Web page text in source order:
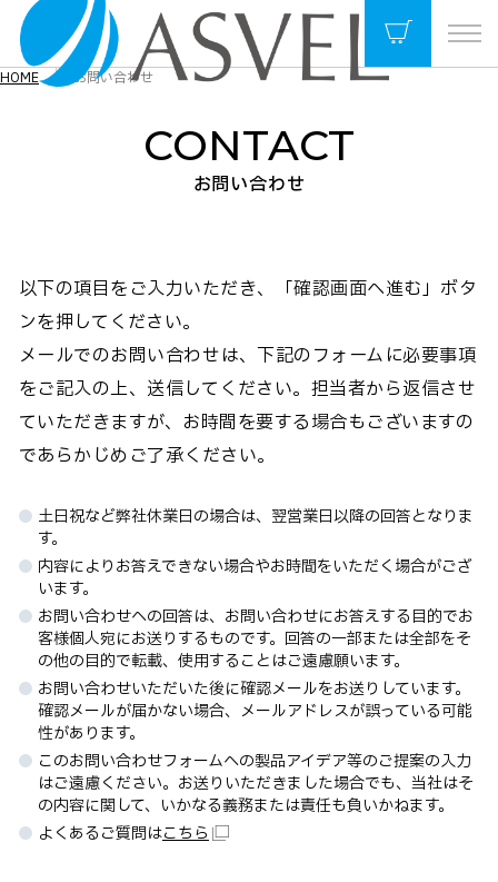
HOME お問い合わせ
CONTACT
お問い合わせ
以下の項目をご入力いただき、「確認画面へ進む」ボタ
ンを押してください。
メールでのお問い合わせは、下記のフォームに必要事項
をご記入の上、送信してください。担当者から返信させ
ていただきますが、お時間を要する場合もございますの
であらかじめご了承ください。
土日祝など弊社休業日の場合は、翌営業日以降の回答となりま
す。
内容によりお答えできない場合やお時間をいただく場合がござ
います。
お問い合わせへの回答は、お問い合わせにお答えする目的でお
客様個人宛にお送りするものです。回答の一部または全部をそ
の他の目的で転載、使用することはご遠慮願います。
お問い合わせいただいた後に確認メールをお送りしています。
確認メールが届かない場合、メールアドレスが誤っている可能
性があります。
このお問い合わせフォームヘの製品アイデア等のご提案の入力
はご遠慮ください。お送りいただきました場合でも、当社はそ
の内容に関して、いかなる義務または責任も負いかねます。
よくあるご質問はこちら